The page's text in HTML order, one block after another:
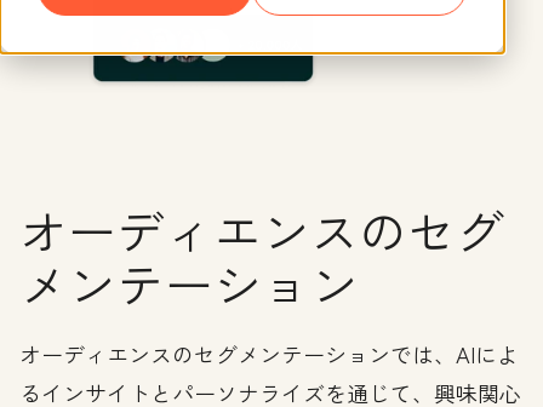
オーディエンスのセグ
メンテーション
オーディエンスのセグメンテーションでは、AIによ
るインサイトとパーソナライズを通じて、興味関心